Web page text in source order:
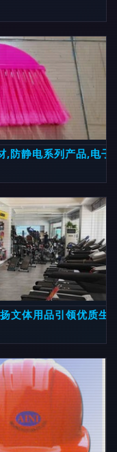
,防静电系列产品,电
文体用品引领优质生